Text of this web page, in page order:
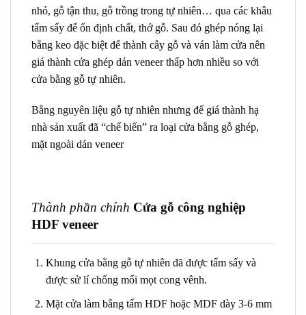
nhỏ, gỗ tận thu, gỗ trồng trong tự nhiên… qua các khâu
tẩm sấy để ổn định chất, thớ gỗ. Sau đó ghép nóng lại
bằng keo đặc biệt để thành cây gỗ và ván làm cửa nên
giá thành cửa ghép dán veneer thấp hơn nhiều so với
cửa bằng gỗ tự nhiên.
Bằng nguyên liệu gỗ tự nhiên nhưng để giá thành hạ
nhà sản xuất đã “chế biến” ra loại cửa bằng gỗ ghép,
mặt ngoài dán veneer
Thành phần chính Cửa gỗ công nghiệp
HDF veneer
Khung cửa bằng gỗ tự nhiên đã được tẩm sấy và
được sử lí chống mối mọt cong vênh.
Mặt cửa làm bằng tấm HDF hoặc MDF dày 3-6 mm